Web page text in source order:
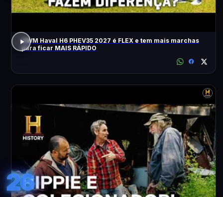
GWM Haval H6 PHEV35 2027 é FLEX e tem mais marchas
para ficar MAIS RÁPIDO
26